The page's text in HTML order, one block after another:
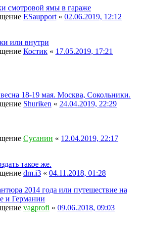
смотровой ямы в гараже
ESaupport « 02.06.2019, 12:12
или внутри
Костик « 17.05.2019, 17:21
18-19 мая. Москва, Сокольники.
Shuriken « 24.04.2019, 22:29
Сусанин « 12.04.2019, 22:17
такое же.
dm.i3 « 04.11.2018, 01:28
2014 года или путешествие на
и Германии
vagprofi « 09.06.2018, 09:03